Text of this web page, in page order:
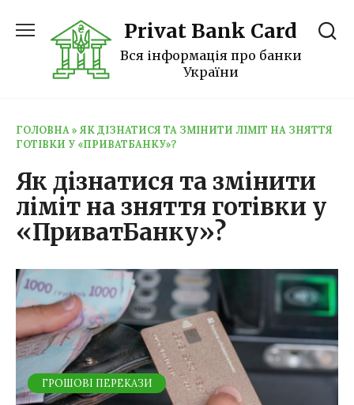
до
Privat Bank Card
Вся інформація про банки
України
ГОЛОВНА » ЯК ДІЗНАТИСЯ ТА ЗМІНИТИ ЛІМІТ НА ЗНЯТТЯ
ГОТІВКИ У «ПРИВАТБАНКУ»?
Як дізнатися та змінити
ліміт на зняття готівки у
«ПриватБанку»?
ГРОШОВІ ПЕРЕКАЗИ